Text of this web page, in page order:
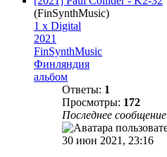
(FinSynthMusic)
1 x Digital
2021
FinSynthMusic
Финляндия
альбом
Ответы: 1
Просмотры: 172
Последнее сообщение
30 июн 2021, 23:16